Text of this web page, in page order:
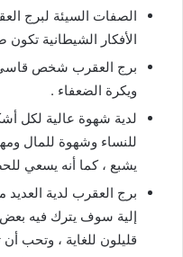
الصفات السيئة لبرج
الأفكار الشيطانية
برج العقرب شخص قاسي
ويكرة الضعفاء .
لدية شهوة عالية لكل
للنساء وشهوة للمال
يشبع ، كما أنه يسعي
برج العقرب لدية
إلية سوف يترك فيه بعض
قليلون للغاية ، وتحب